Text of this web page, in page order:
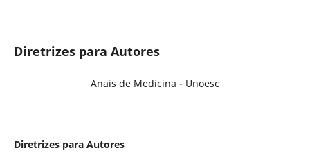
Diretrizes para Autores
Anais de Medicina - Unoesc
Diretrizes para Autores